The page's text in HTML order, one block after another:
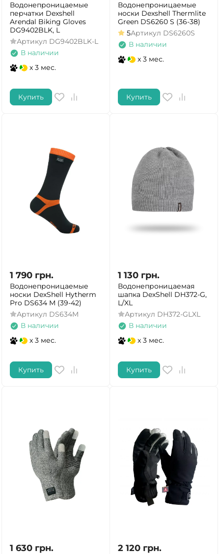
Водонепроницаемые
перчатки Dexshell
Arendal Biking Gloves
DG9402BLK, L
Артикул DG9402BLK-L
В наличии
x 3 мес.
Купить
Водонепроницаемые
носки Dexshell Thermlite
Green DS6260 S (36-38)
5Артикул DS6260S
В наличии
x 3 мес.
Купить
1 790 грн.
Водонепроницаемые
носки DexShell Hytherm
Pro DS634 M (39-42)
Артикул DS634M
В наличии
x 3 мес.
Купить
1 130 грн.
Водонепроницаемая
шапка DexShell DH372-G,
L/XL
Артикул DH372-GLXL
В наличии
x 3 мес.
Купить
1 630 грн. 2 120 грн.